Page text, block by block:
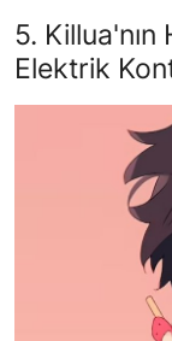
5. Killua'nın
Elektrik